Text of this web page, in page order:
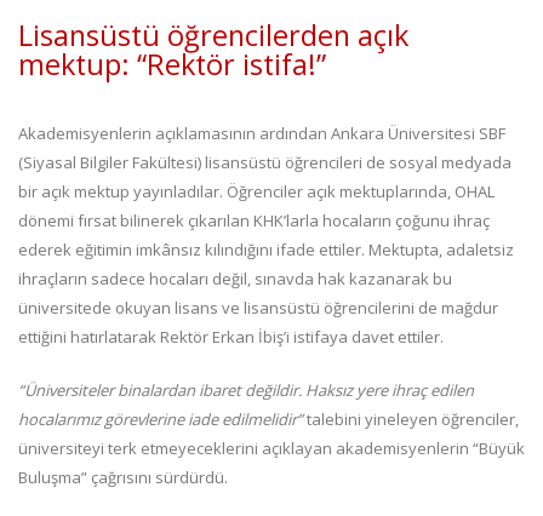
Lisansüstü öğrencilerden açık
mektup: “Rektör istifa!”
Akademisyenlerin açıklamasının ardından Ankara Üniversitesi SBF
(Siyasal Bilgiler Fakültesi) lisansüstü öğrencileri de sosyal medyada
bir açık mektup yayınladılar. Öğrenciler açık mektuplarında, OHAL
dönemi fırsat bilinerek çıkarılan KHK’larla hocaların çoğunu ihraç
ederek eğitimin imkânsız kılındığını ifade ettiler. Mektupta, adaletsiz
ihraçların sadece hocaları değil, sınavda hak kazanarak bu
üniversitede okuyan lisans ve lisansüstü öğrencilerini de mağdur
ettiğini hatırlatarak Rektör Erkan İbiş’i istifaya davet ettiler.
“Üniversiteler binalardan ibaret değildir. Haksız yere ihraç edilen
hocalarımız görevlerine iade edilmelidir”talebini yineleyen öğrenciler,
üniversiteyi terk etmeyeceklerini açıklayan akademisyenlerin “Büyük
Buluşma” çağrısını sürdürdü.